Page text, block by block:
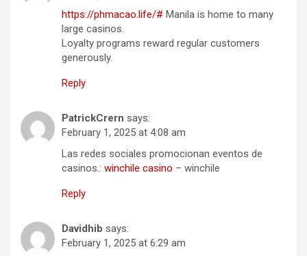
https://phmacao.life/# Manila is home to many
large casinos.
Loyalty programs reward regular customers
generously.
Reply
PatrickCrern says:
February 1, 2025 at 4:08 am
Las redes sociales promocionan eventos de
casinos.: winchile casino – winchile
Reply
Davidhib says:
February 1, 2025 at 6:29 am